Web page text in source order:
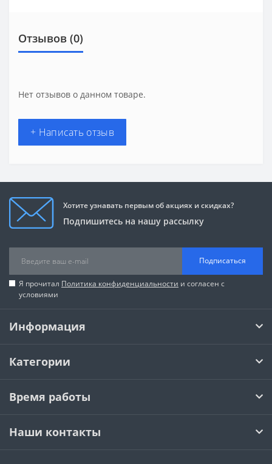
Отзывов (0)
Нет отзывов о данном товаре.
+ Написать отзыв
Хотите узнавать первым об акциях и скидках?
Подпишитесь на нашу рассылку
Подписаться
Я прочитал Политика конфиденциальности и согласен с
условиями
Информация
Категории
Время работы
Наши контакты